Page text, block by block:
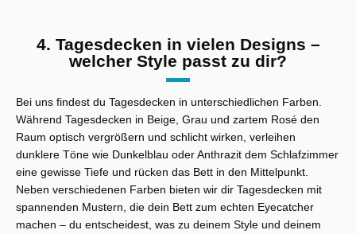
4. Tagesdecken in vielen Designs –
welcher Style passt zu dir?
Bei uns findest du Tagesdecken in unterschiedlichen Farben.
Während Tagesdecken in Beige, Grau und zartem Rosé den
Raum optisch vergrößern und schlicht wirken, verleihen
dunklere Töne wie Dunkelblau oder Anthrazit dem Schlafzimmer
eine gewisse Tiefe und rücken das Bett in den Mittelpunkt.
Neben verschiedenen Farben bieten wir dir Tagesdecken mit
spannenden Mustern, die dein Bett zum echten Eyecatcher
machen – du entscheidest, was zu deinem Style und deinem